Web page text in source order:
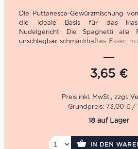
Die Puttanesca-Gewürzmischung
die ideale Basis für das
Nudelgericht. Die Spaghetti alla
unschlagbar schmackhaftes Essen
3,65 €
Grundpreis: 73,00 € /
18 auf Lager
IN DEN